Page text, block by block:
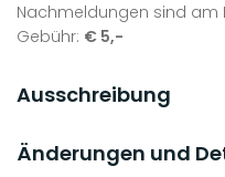
Nachmeldungen sind am
Gebühr: € 5,-
Ausschreibung
Änderungen und